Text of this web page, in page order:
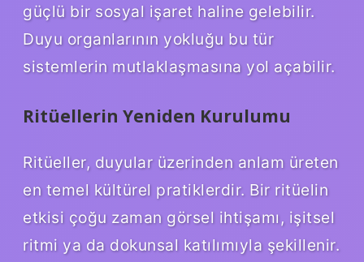
güçlü bir sosyal işaret haline gelebilir.
Duyu organlarının yokluğu bu tür
sistemlerin mutlaklaşmasına yol açabilir.
Ritüellerin Yeniden Kurulumu
Ritüeller, duyular üzerinden anlam üreten
en temel kültürel pratiklerdir. Bir ritüelin
etkisi çoğu zaman görsel ihtişamı, işitsel
ritmi ya da dokunsal katılımıyla şekillenir.